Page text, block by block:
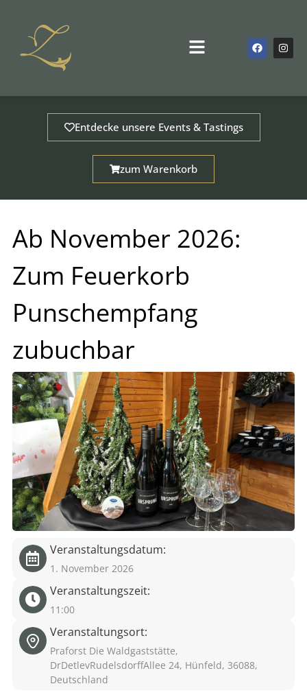
springen
Main
F
a
c
o
I
n
s
r
Entdecke unsere Events & Tastings
zum Warenkorb
Ab November 2026:
Zum Feuerkorb
Punschempfang
zubuchbar
Veranstaltungsdatum:
1. November 2026
Veranstaltungszeit:
11:00
Veranstaltungsort:
Praforst Die Waldgaststätte,
DrDetlevRudelsdorffAllee 24, Hünfeld, 36088,
Deutschland